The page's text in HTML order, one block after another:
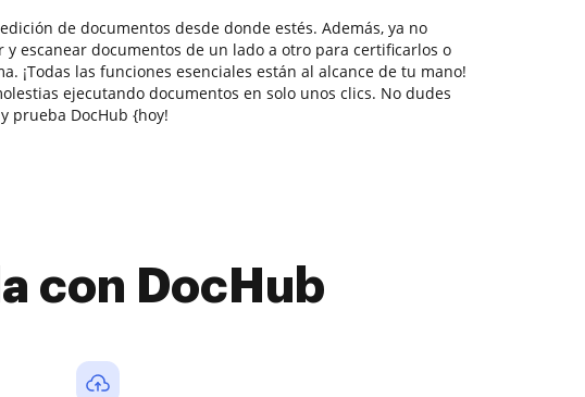
de documentos desde donde estés. Además, ya no
y escanear documentos de un lado a otro para certificarlos o
¡Todas las funciones esenciales están al alcance de tu mano!
ejecutando documentos en solo unos clics. No dudes
prueba DocHub {hoy!
con DocHub